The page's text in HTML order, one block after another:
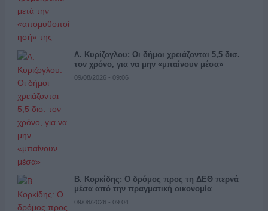
Λ. Κυρίζογλου: Οι δήμοι χρειάζονται 5,5 δισ.
τον χρόνο, για να μην «μπαίνουν μέσα»
09/08/2026 - 09:06
Β. Κορκίδης: Ο δρόμος προς τη ΔΕΘ περνά
μέσα από την πραγματική οικονομία
09/08/2026 - 09:04